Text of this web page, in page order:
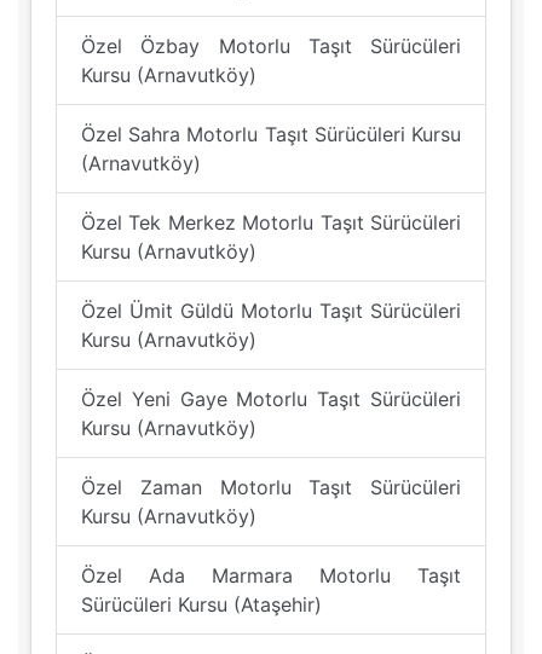
Özel Özbay Motorlu Taşıt Sürücüleri
Kursu (Arnavutköy)
Özel Sahra Motorlu Taşıt Sürücüleri Kursu
(Arnavutköy)
Özel Tek Merkez Motorlu Taşıt Sürücüleri
Kursu (Arnavutköy)
Özel Ümit Güldü Motorlu Taşıt Sürücüleri
Kursu (Arnavutköy)
Özel Yeni Gaye Motorlu Taşıt Sürücüleri
Kursu (Arnavutköy)
Özel Zaman Motorlu Taşıt Sürücüleri
Kursu (Arnavutköy)
Özel Ada Marmara Motorlu Taşıt
Sürücüleri Kursu (Ataşehir)